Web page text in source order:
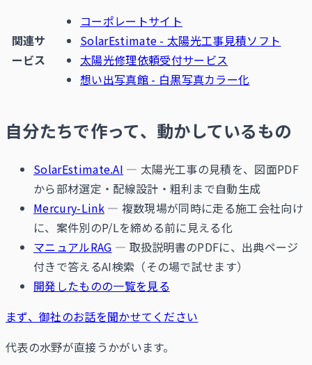
関連サ
ービス
コーポレートサイト
SolarEstimate - 太陽光工事見積ソフト
太陽光修理依頼受付サービス
想い出写真館 - 白黒写真カラー化
自分たちで作って、動かしているもの
SolarEstimate.AI — 太陽光工事の見積を、図面PDF
から部材選定・配線設計・粗利まで自動生成
Mercury-Link — 複数現場が同時に走る施工会社向け
に、案件別のP/Lを締める前に見える化
マニュアルRAG — 取扱説明書のPDFに、出典ページ
付きで答えるAI検索（その場で試せます）
開発したものの一覧を見る
まず、御社のお話を聞かせてください
代表の水野が直接うかがいます。